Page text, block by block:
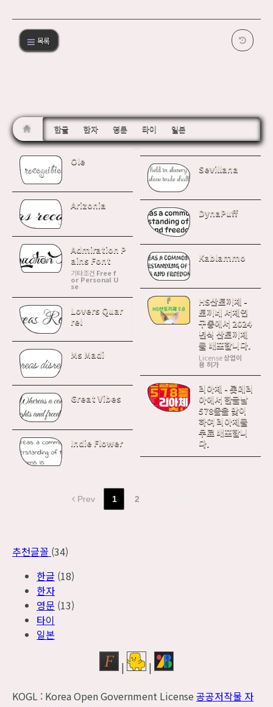
목록
한글 한자 영문 타이 일본
Ole
Arizonia
Admiration P
ains Font
기타조건 Free f
or Personal U
se
Lovers Quar
rel
Ms Madi
Great Vibes
Indie Flower
Sevillana
DynaPuff
Kablammo
HS산토끼체 -
토끼네 서체연
구동에서 2024
년식 산토끼체
를 배포합니다.
License상업이
용 허가
리아체 - 롯데리
아에서 한글날
578돌을 맞이
하여 리아체를
무료 배포합니
다.
Prev 1 2
추천글꼴 (34)
한글 (18)
한자
영문 (13)
타이
일본
|
|
KOGL : Korea Open Government License공공저작물 자